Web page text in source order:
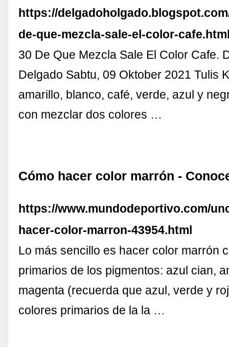
https://
de-que-mezcla-sale-el-color-
30 De Que Mezcla Sale El Color Cafe.
Delgado Sabtu, 09 Oktober 2021 Tulis
amarillo, blanco, café, verde, azul y
con mezclar dos colores …
Cómo hacer color marrón -
https://www.mundodeportivo.com/
hacer-color-marron-43954.html
Lo más sencillo es hacer color marrón
primarios de los pigmentos: azul cian,
magenta (recuerda que azul, verde y
colores primarios de la la …